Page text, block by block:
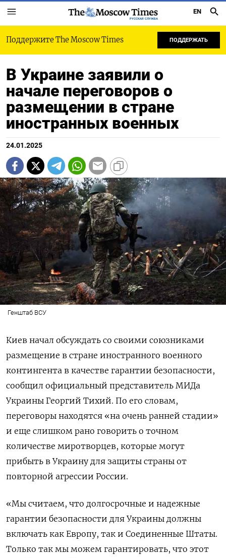
РУССКАЯ СЛУЖБА
EN
Поддержите The Moscow Times ПОДДЕРЖАТЬ
В Украине заявили о
начале переговоров о
размещении в стране
иностранных военных
24.01.2025
Генштаб ВСУ
Киев начал обсуждать со своими союзниками
размещение в стране иностранного военного
контингента в качестве гарантии безопасности,
сообщил официальный представитель МИДа
Украины Георгий Тихий. По его словам,
переговоры находятся «на очень ранней стадии»
и еще слишком рано говорить о точном
количестве миротворцев, которые могут
прибыть в Украину для защиты страны от
повторной агрессии России.
«Мы считаем, что долгосрочные и надежные
гарантии безопасности для Украины должны
включать как Европу, так и Соединенные Штаты.
Только так мы можем гарантировать, что этот